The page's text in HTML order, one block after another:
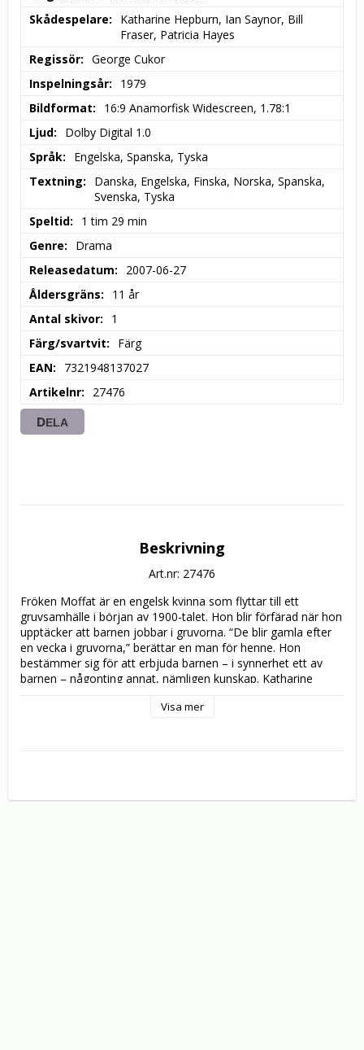
Skådespelare
Katharine Hepburn, Ian Saynor, Bill
Fraser, Patricia Hayes
Regissör
George Cukor
Inspelningsår
1979
Bildformat
16:9 Anamorfisk Widescreen, 1.78:1
Ljud
Dolby Digital 1.0
Språk
Engelska, Spanska, Tyska
Textning
Danska, Engelska, Finska, Norska, Spanska,
Svenska, Tyska
Speltid
1 tim 29 min
Genre
Drama
Releasedatum
2007-06-27
Åldersgräns
11 år
Antal skivor
1
Färg/svartvit
Färg
EAN
7321948137027
Artikelnr
27476
DELA
Beskrivning
Art.nr: 27476
Fröken Moffat är en engelsk kvinna som flyttar till ett
gruvsamhälle i början av 1900-talet. Hon blir förfärad när hon
upptäcker att barnen jobbar i gruvorna. “De blir gamla efter
en vecka i gruvorna,” berättar en man för henne. Hon
bestämmer sig för att erbjuda barnen – i synnerhet ett av
barnen – någonting annat, nämligen kunskap. Katharine
underbara version av Emlyn Williams älskade pjäs. Detta är
här handlar om det som är möjligt.” Med Hepburn i
Visa mer